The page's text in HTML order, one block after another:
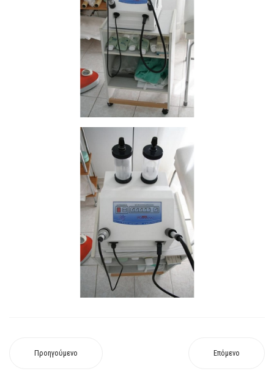
Προηγούμενο Επόμενο